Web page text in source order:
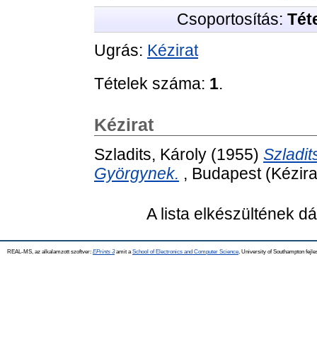
Csoportosítás:
Ugrás: Kézirat
Tételek száma: 1.
Kézirat
Szladits, Károly (1955)
Györgynek. , Budapest
A lista elkészültének
REAL-MS, az alkalamzott szoftver: EPrints 3amit a School of Electronics and Computer Science , University of Southampton